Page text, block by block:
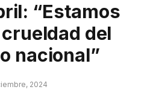
“Estamos
del
nacional”
2024